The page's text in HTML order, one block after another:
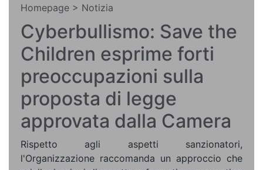
Homepage > Notizia
Cyberbullismo: Save the
Children esprime forti
preoccupazioni sulla
proposta di legge
approvata dalla Camera
Rispetto agli aspetti sanzionatori,
l'Organizzazione raccomanda un approccio che